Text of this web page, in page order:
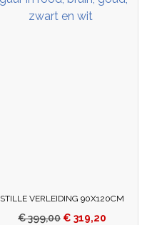
STILLE VERLEIDING 90X120CM
€399,00 € 319,20